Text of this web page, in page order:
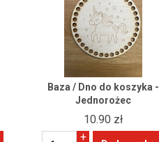
Baza / Dno do koszyka -
Jednorożec
10.90 zł
+